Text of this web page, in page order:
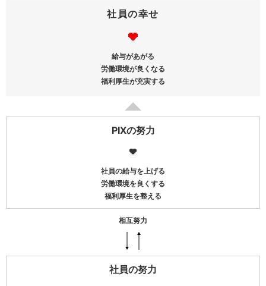
社員の幸せ
給与があがる
労働環境が良くなる
福利厚生が充実する
PIXの努力
社員の給与を上げる
労働環境を良くする
福利厚生を整える
相互努力
社員の努力